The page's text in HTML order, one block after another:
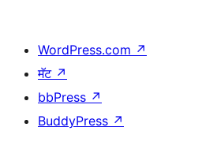
WordPress.com ↗
मॅट ↗
bbPress ↗
BuddyPress ↗